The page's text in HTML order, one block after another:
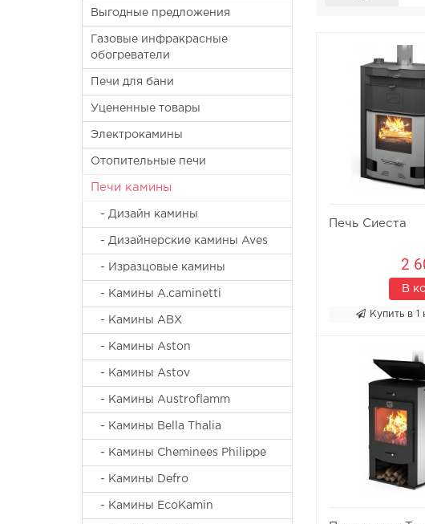
Выгодные предложения
Газовые инфракрасные
обогреватели
Печи для бани
Уцененные товары
Электрокамины
Отопительные печи
Печи камины
- Дизайн камины
- Дизайнерские камины Aves
- Изразцовые камины
- Камины A.caminetti
- Камины ABX
- Камины Aston
- Камины Astov
- Камины Austroflamm
- Камины Bella Thalia
- Камины Cheminees Philippe
- Камины Defro
- Камины EcoKamin
Печь Сиеста
2
В
Купить в 1